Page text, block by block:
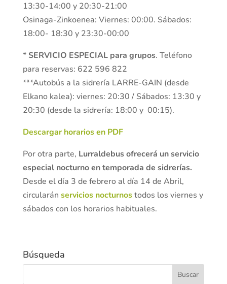
13:30-14:00 y 20:30-21:00
Osinaga-Zinkoenea: Viernes: 00:00. Sábados:
18:00- 18:30 y 23:30-00:00
* SERVICIO ESPECIAL para grupos. Teléfono
para reservas: 622 596 822
***Autobús a la sidrería LARRE-GAIN (desde
Elkano kalea): viernes: 20:30 / Sábados: 13:30 y
20:30 (desde la sidrería: 18:00 y 00:15).
Descargar horarios en PDF
Por otra parte, Lurraldebus ofrecerá un servicio
especial nocturno en temporada de sidrerías.
Desde el día 3 de febrero al día 14 de Abril,
circularán servicios nocturnostodos los viernes y
sábados con los horarios habituales.
Búsqueda